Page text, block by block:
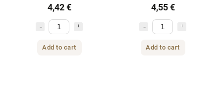
4,42 €
Add to cart
4,55 €
Add to cart